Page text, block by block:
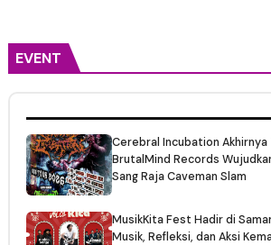
EVENT
Cerebral Incubation Akhirnya
BrutalMind Records
Sang Raja Caveman Slam
MusikKita Fest Hadir di
Musik, Refleksi, dan Aksi